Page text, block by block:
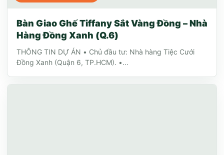
Bàn Giao Ghế Tiffany Sắt Vàng Đồng – Nhà
Hàng Đồng Xanh (Q.6)
THÔNG TIN DỰ ÁN • Chủ đầu tư: Nhà hàng Tiệc Cưới
Đồng Xanh (Quận 6, TP.HCM). •...